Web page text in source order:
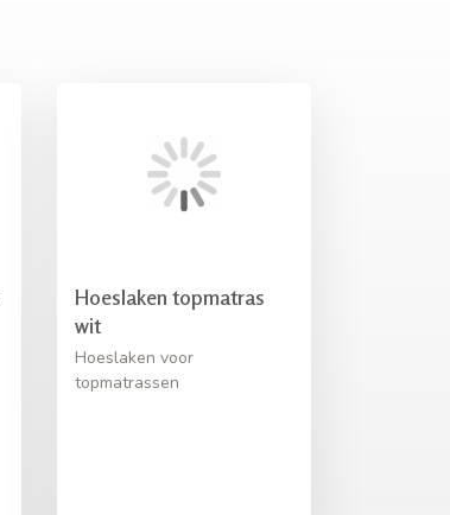
Hoeslaken topmatras
wit
Hoeslaken voor
topmatrassen